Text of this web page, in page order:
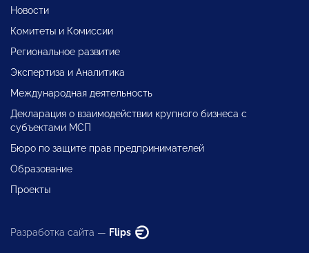
Новости
Комитеты и Комиссии
Региональное развитие
Экспертиза и Аналитика
Международная деятельность
Декларация о взаимодействии крупного бизнеса с
субъектами МСП
Бюро по защите прав предпринимателей
Образование
Проекты
Разработка сайта — Flips